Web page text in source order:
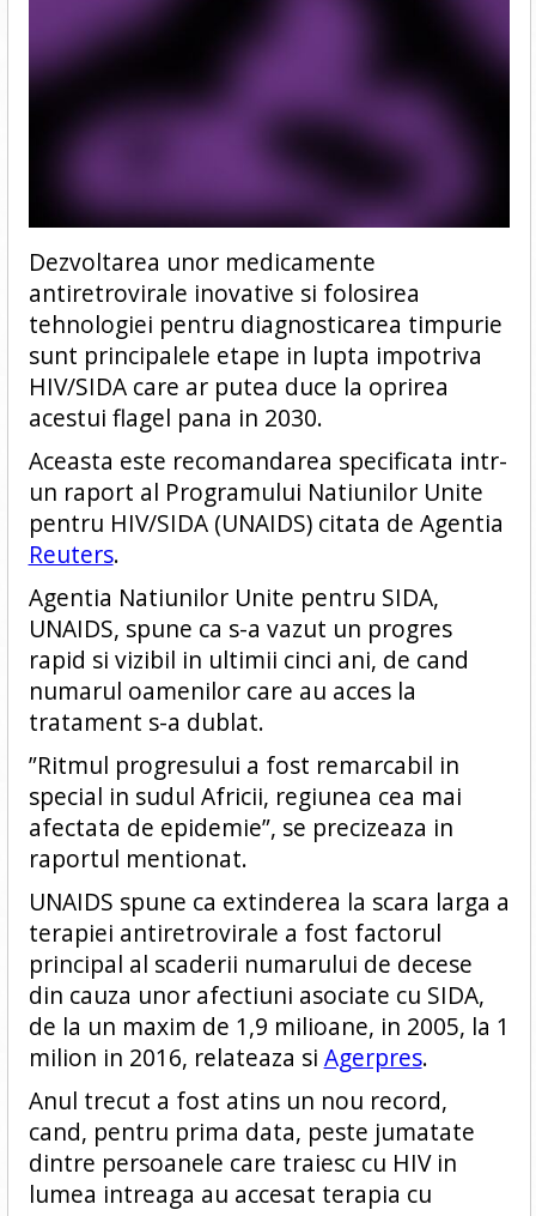
Dezvoltarea unor medicamente
antiretrovirale inovative si folosirea
tehnologiei pentru diagnosticarea timpurie
sunt principalele etape in lupta impotriva
HIV/SIDA care ar putea duce la oprirea
acestui flagel pana in 2030.
Aceasta este recomandarea specificata intr-
un raport al Programului Natiunilor Unite
pentru HIV/SIDA (UNAIDS) citata de Agentia
Reuters.
Agentia Natiunilor Unite pentru SIDA,
UNAIDS, spune ca s-a vazut un progres
rapid si vizibil in ultimii cinci ani, de cand
numarul oamenilor care au acces la
tratament s-a dublat.
”Ritmul progresului a fost remarcabil in
special in sudul Africii, regiunea cea mai
afectata de epidemie”, se precizeaza in
raportul mentionat.
UNAIDS spune ca extinderea la scara larga a
terapiei antiretrovirale a fost factorul
principal al scaderii numarului de decese
din cauza unor afectiuni asociate cu SIDA,
de la un maxim de 1,9 milioane, in 2005, la 1
milion in 2016, relateaza si Agerpres.
Anul trecut a fost atins un nou record,
cand, pentru prima data, peste jumatate
dintre persoanele care traiesc cu HIV in
lumea intreaga au accesat terapia cu